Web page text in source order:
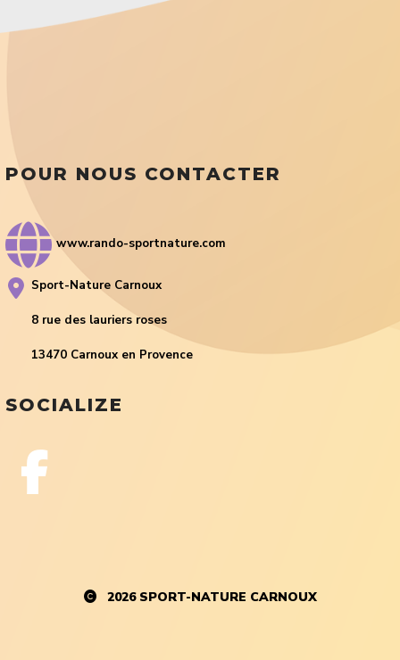
POUR NOUS CONTACTER
www.rando-sportnature.com
Sport-Nature Carnoux
8 rue des lauriers roses
13470 Carnoux en Provence
SOCIALIZE
2026 SPORT-NATURE CARNOUX